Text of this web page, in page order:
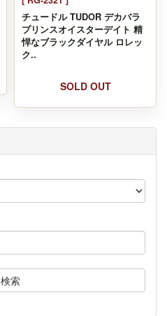
チュードル TUDOR デカバラ
プリンスオイスターデイト 精
悍なブラックダイヤル ロレッ
ク..
SOLD OUT
検索